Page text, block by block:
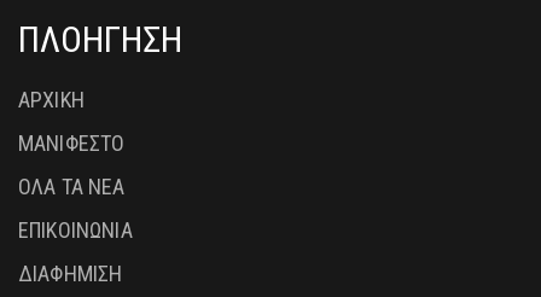
ΠΛΟΗΓΗΣΗ
ΑΡΧΙΚΗ
ΜΑΝΙΦΕΣΤΟ
ΟΛΑ ΤΑ ΝΕΑ
ΕΠΙΚΟΙΝΩΝΙΑ
ΔΙΑΦΗΜΙΣΗ